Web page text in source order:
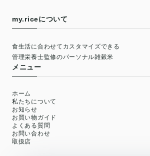
my.riceについて
食生活に合わせてカスタマイズできる
管理栄養士監修のパーソナル雑穀米
メニュー
ホーム
私たちについて
お知らせ
お買い物ガイド
よくある質問
お問い合わせ
取扱店